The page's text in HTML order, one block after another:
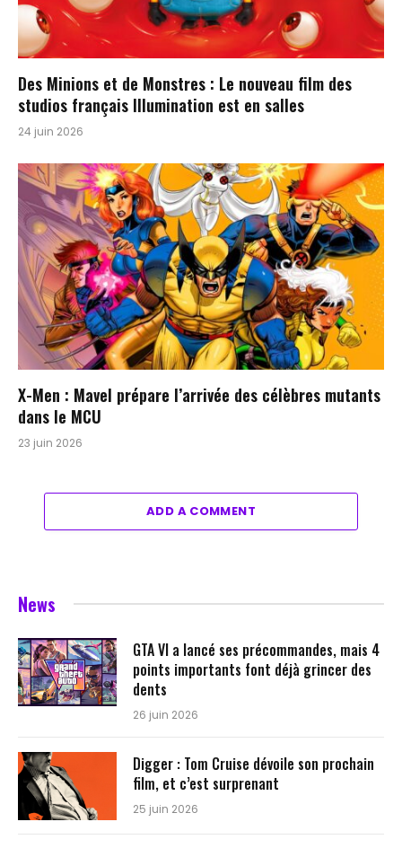
Des Minions et de Monstres : Le nouveau film des
studios français Illumination est en salles
24 juin 2026
X-Men : Mavel prépare l’arrivée des célèbres mutants
dans le MCU
23 juin 2026
ADD A COMMENT
News
GTA VI a lancé ses précommandes, mais 4
points importants font déjà grincer des
dents
26 juin 2026
Digger : Tom Cruise dévoile son prochain
film, et c’est surprenant
25 juin 2026